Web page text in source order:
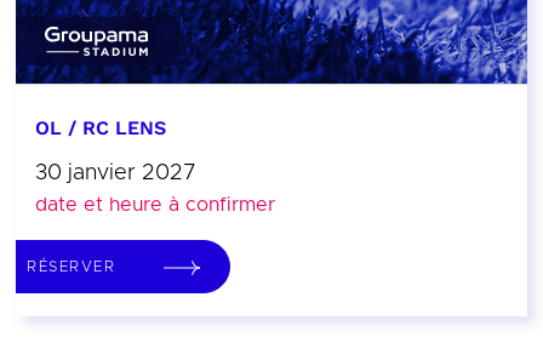
OL / RC LENS
30 janvier 2027
date et heure à confirmer
RÉSERVER